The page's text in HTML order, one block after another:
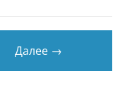
Далее →